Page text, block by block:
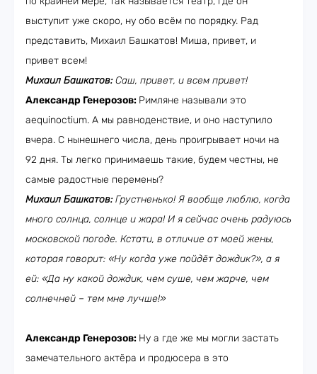
выступит уже скоро, ну обо всём по порядку. Рад
представить, Михаил Башкатов! Миша, привет, и
привет всем!
Михаил Башкатов:Саш, привет, и всем привет!
Александр Генерозов: Римляне называли это
aequinoctium. А мы равноденствие, и оно наступило
вчера. С нынешнего числа, день проигрывает ночи на
92 дня. Ты легко принимаешь такие, будем честны, не
самые радостные перемены?
Михаил Башкатов:Грустненько! Я вообще люблю, когда
много солнца, солнце и жара! И я сейчас очень радуюсь
московской погоде. Кстати, в отличие от моей жены,
которая говорит: «Ну когда уже пойдёт дождик?», а я
ей: «Да ну какой дождик, чем суше, чем жарче, чем
солнечней – тем мне лучше!»
Александр Генерозов: Ну а где же мы могли застать
замечательного актёра и продюсера в это